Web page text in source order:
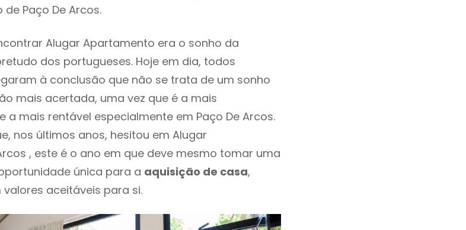
Paço De Arcos.
Alugar Apartamento era o sonho da
dos portugueses. Hoje em dia, todos
à conclusão que não se trata de um sonho
mais acertada, uma vez que é a mais
a mais rentável especialmente em Paço De Arcos.
nos últimos anos, hesitou em Alugar
, este é o ano em que deve mesmo tomar uma
única para a aquisição de casa,
aceitáveis para si.